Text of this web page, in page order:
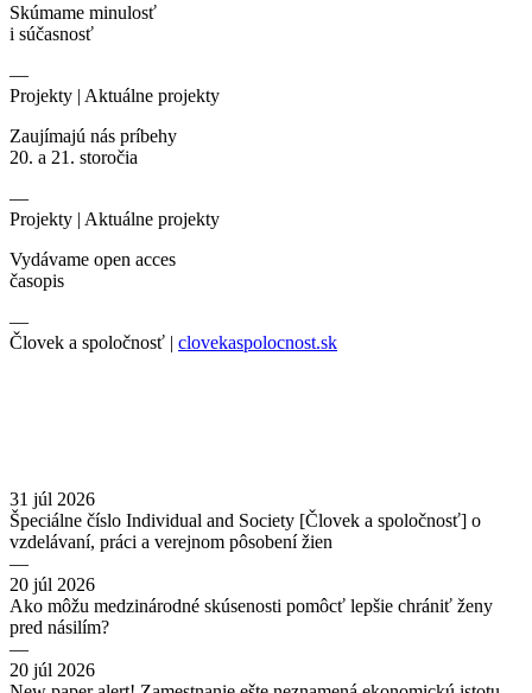
Skúmame minulosť
i súčasnosť
—
Projekty | Aktuálne projekty
Zaujímajú nás príbehy
20. a 21. storočia
—
Projekty | Aktuálne projekty
Vydávame open acces
časopis
—
Človek a spoločnosť | clovekaspolocnost.sk
31 júl 2026
Špeciálne číslo Individual and Society [Človek a spoločnosť] o
vzdelávaní, práci a verejnom pôsobení žien
—
20 júl 2026
Ako môžu medzinárodné skúsenosti pomôcť lepšie chrániť ženy
pred násilím?
—
20 júl 2026